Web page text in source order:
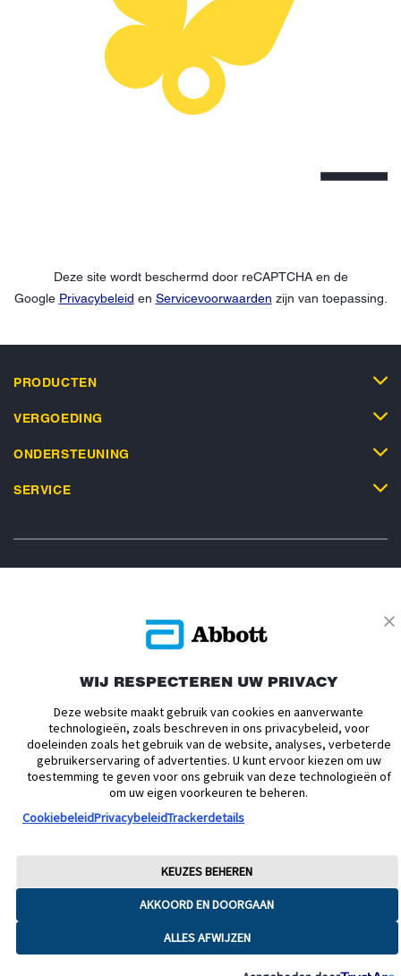
Deze site wordt beschermd door reCAPTCHA en de
Google Privacybeleid en Servicevoorwaarden zijn van toepassing.
PRODUCTEN
VERGOEDING
ONDERSTEUNING
SERVICE
Actievoorwaarden
Algemene Voorwaarden
Cookiebeleid
Toegankelijkheidsverklaring
Disclaimers
© 2026 Abbott. Alle rechten voorbehouden. Libre, het vlinder logo, de vorm
van de sensor, de kleur geel en gerelateerde merkaanduidingen zijn
intellectueel eigendom van Abbott. Android en Google Play zijn
handelsmerken van Google LLC. iPhone en App Store zijn handelsmerken
van Apple Inc. Andere handelsmerken zijn eigendom van hun
respectievelijke eigenaren. Afbeeldingen zijn enkel ter illustratie. Het betreft
WIJ RESPECTEREN UW PRIVACY
Deze website maakt gebruik van cookies en aanverwante
technologieën, zoals beschreven in ons privacybeleid, voor
doeleinden zoals het gebruik van de website, analyses, verbeterde
gebruikerservaring of advertenties. U kunt ervoor kiezen om uw
toestemming te geven voor ons gebruik van deze technologieën of
om uw eigen voorkeuren te beheren.
CookiebeleidPrivacybeleidTrackerdetails
AKKOORD EN DOORGAAN
ALLES AFWIJZEN
KEUZES BEHEREN